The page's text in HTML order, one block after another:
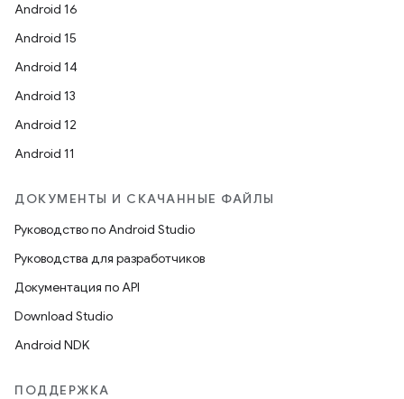
Android 16
Android 15
Android 14
Android 13
Android 12
Android 11
ДОКУМЕНТЫ И СКАЧАННЫЕ ФАЙЛЫ
Руководство по Android Studio
Руководства для разработчиков
Документация по API
Download Studio
Android NDK
ПОДДЕРЖКА